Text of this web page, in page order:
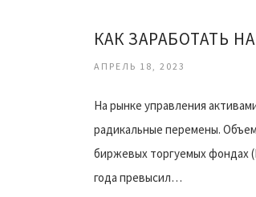
КАК ЗАРАБОТАТЬ
АПРЕЛЬ 18, 2023
На рынке управления
радикальные перемены.
биржевых торгуемых фондах
года превысил…